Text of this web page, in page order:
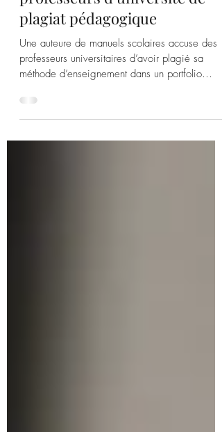
Une auteure accuse des
professeurs d’université de
plagiat pédagogique
Une auteure de manuels scolaires accuse des
destiné...